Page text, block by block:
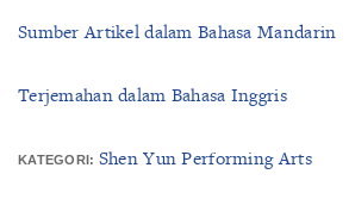
Sumber Artikel dalam Bahasa Mandarin
Terjemahan dalam Bahasa Inggris
KATEGORI: Shen Yun Performing Arts